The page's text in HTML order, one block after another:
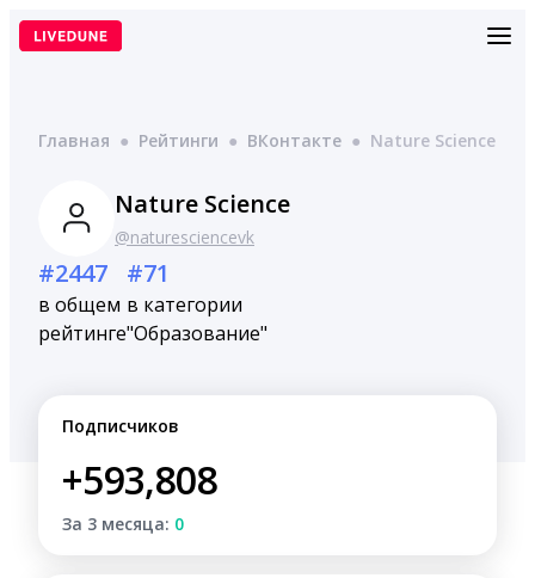
Перейти
Главная ● Рейтинги ● ВКонтакте ● Nature Science
Nature Science
@naturesciencevk
#2447
в общем
рейтинге
#71
в категории
"Образование"
Подписчиков
+593,808
За 3 месяца: 0